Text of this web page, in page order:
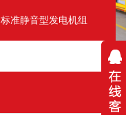
标准静音型发电机组